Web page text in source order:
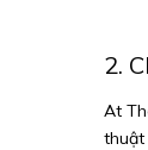
2.
At
thuật